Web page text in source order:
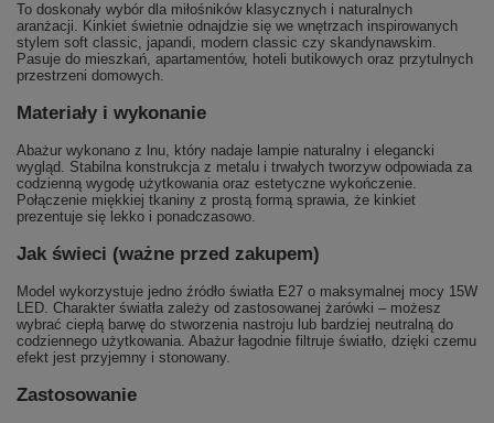
To doskonały wybór dla miłośników klasycznych i naturalnych
aranżacji. Kinkiet świetnie odnajdzie się we wnętrzach inspirowanych
stylem soft classic, japandi, modern classic czy skandynawskim.
Pasuje do mieszkań, apartamentów, hoteli butikowych oraz przytulnych
przestrzeni domowych.
Materiały i wykonanie
Abażur wykonano z lnu, który nadaje lampie naturalny i elegancki
wygląd. Stabilna konstrukcja z metalu i trwałych tworzyw odpowiada za
codzienną wygodę użytkowania oraz estetyczne wykończenie.
Połączenie miękkiej tkaniny z prostą formą sprawia, że kinkiet
prezentuje się lekko i ponadczasowo.
Jak świeci (ważne przed zakupem)
Model wykorzystuje jedno źródło światła E27 o maksymalnej mocy 15W
LED. Charakter światła zależy od zastosowanej żarówki – możesz
wybrać ciepłą barwę do stworzenia nastroju lub bardziej neutralną do
codziennego użytkowania. Abażur łagodnie filtruje światło, dzięki czemu
efekt jest przyjemny i stonowany.
Zastosowanie